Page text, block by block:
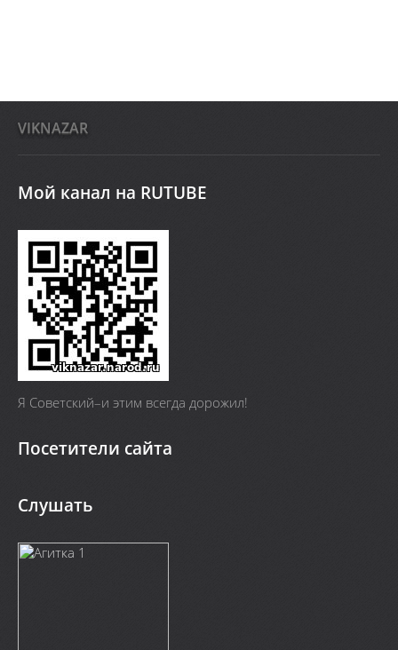
VIKNAZAR
Мой канал на RUTUBE
Я Cоветский–и этим всегда дорожил!
Посетители сайта
Слушать